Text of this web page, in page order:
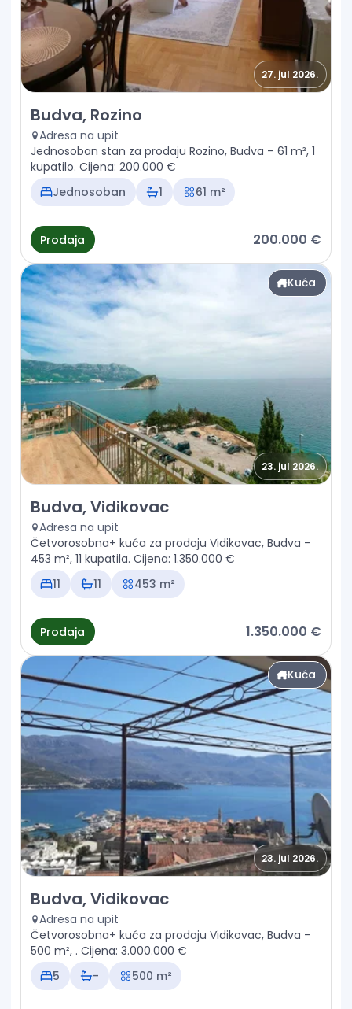
27. jul 2026.
Prodaja - Stan Budva, Rozino
Budva, Rozino
Adresa na upit
Jednosoban stan za prodaju Rozino, Budva – 61 m², 1
kupatilo. Cijena: 200.000 €
Jednosoban
1 61 m²
Prodaja 200.000 €
Kuća
23. jul 2026.
Prodaja - Kuća Budva, Vidikovac
Budva, Vidikovac
Adresa na upit
Četvorosobna+ kuća za prodaju Vidikovac, Budva –
453 m², 11 kupatila. Cijena: 1.350.000 €
11
11 453 m²
Prodaja 1.350.000 €
Kuća
23. jul 2026.
Prodaja - Kuća Budva, Vidikovac
Budva, Vidikovac
Adresa na upit
Četvorosobna+ kuća za prodaju Vidikovac, Budva –
500 m², . Cijena: 3.000.000 €
5
- 500 m²